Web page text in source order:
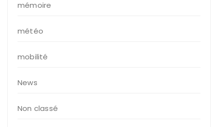
mémoire
météo
mobilité
News
Non classé